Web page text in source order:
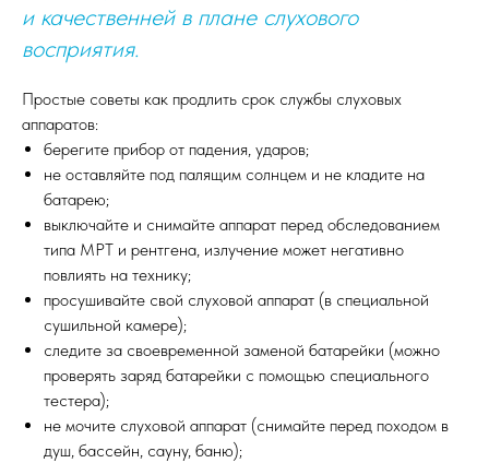
и качественней в плане слухового
восприятия.
Простые советы как продлить срок службы слуховых
аппаратов:
берегите прибор от падения, ударов;
не оставляйте под палящим солнцем и не кладите на
батарею;
выключайте и снимайте аппарат перед обследованием
типа МРТ и рентгена, излучение может негативно
повлиять на технику;
просушивайте свой слуховой аппарат (в специальной
сушильной камере);
следите за своевременной заменой батарейки (можно
проверять заряд батарейки с помощью специального
тестера);
не мочите слуховой аппарат (снимайте перед походом в
душ, бассейн, сауну, баню);